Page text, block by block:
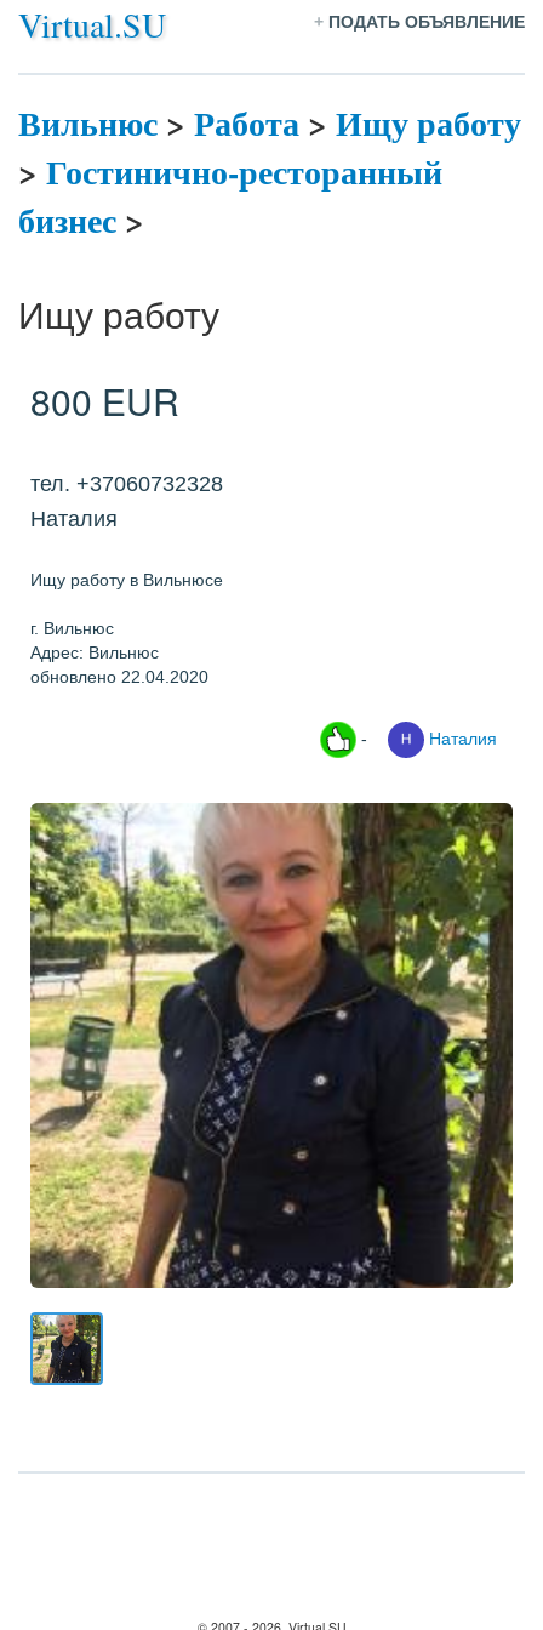
Virtual.SU + ПОДАТЬ ОБЪЯВЛЕНИЕ
Вильнюс> Работа> Ищу работу
> Гостинично-ресторанный
бизнес>
Ищу работу
800 EUR
тел. +37060732328
Наталия
Ищу работу в Вильнюсе
г. Вильнюс
Адрес: Вильнюс
обновлено 22.04.2020
- Наталия